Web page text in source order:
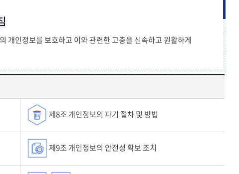
개인정보를 보호하고 이와 관련한 고충을 신속하고 원활하게
제8조 개인정보의 파기 절차 및 방법
제9조 개인정보의 안전성 확보 조치